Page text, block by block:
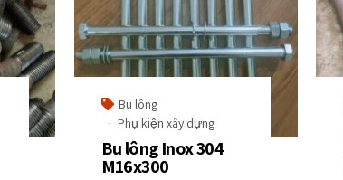
Bu lông
Phụ kiện xây dựng
Bu lông Inox 304
M16x300